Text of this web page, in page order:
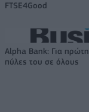
FTSE4Good
Alpha Bank: Για
πύλες του σε όλους